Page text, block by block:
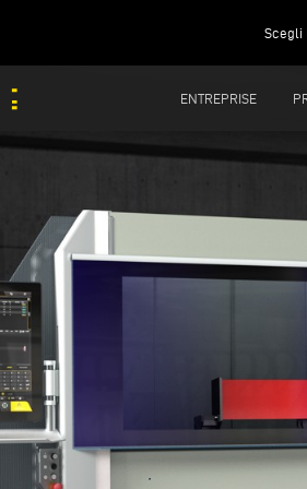
Scegli
ENTREPRISE